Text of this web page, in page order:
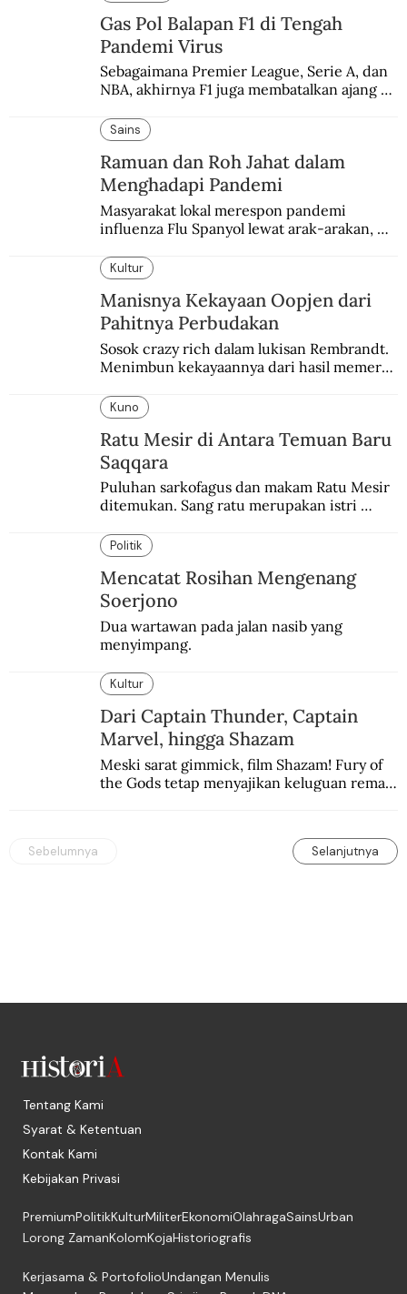
Gas Pol Balapan F1 di Tengah
Pandemi Virus
Sebagaimana Premier League, Serie A, dan
NBA, akhirnya F1 juga membatalkan ajang
enam dekade lampau.
Sains
Ramuan dan Roh Jahat dalam
Menghadapi Pandemi
Masyarakat lokal merespon pandemi
influenza Flu Spanyol lewat arak-arakan,
Kultur
Manisnya Kekayaan Oopjen dari
Pahitnya Perbudakan
Sosok crazy rich dalam lukisan Rembrandt.
Menimbun kekayaannya dari hasil memeras
Kuno
Ratu Mesir di Antara Temuan Baru
Saqqara
Puluhan sarkofagus dan makam Ratu Mesir
ditemukan. Sang ratu merupakan istri
sebelumnya keberadaannya tak pernah
diketahui.
Politik
Mencatat Rosihan Mengenang
Soerjono
Dua wartawan pada jalan nasib yang
menyimpang.
Kultur
Dari Captain Thunder, Captain
Marvel, hingga Shazam
Meski sarat gimmick, film Shazam! Fury of
the Gods tetap menyajikan keluguan remaja
Sebelumnya Selanjutnya
Tentang Kami
Syarat & Ketentuan
Kontak Kami
Kebijakan Privasi
PremiumPolitikKulturMiliterEkonomiOlahragaSainsUrban
Lorong ZamanKolomKojaHistoriografis
Kerjasama & PortofolioUndangan Menulis